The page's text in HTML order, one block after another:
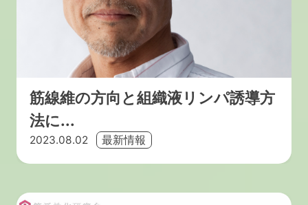
筋線維の方向と組織液リンパ誘導方
法に...
2023.08.02 最新情報